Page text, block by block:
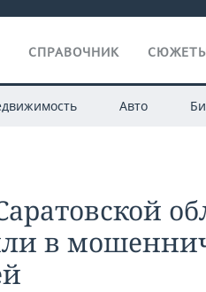
СПРАВОЧНИК
Авто
в